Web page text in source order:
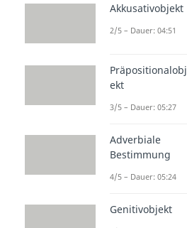
Akkusativobjekt
2/5 – Dauer: 04:51
Präpositionalobj
ekt
3/5 – Dauer: 05:27
Adverbiale
Bestimmung
4/5 – Dauer: 05:24
Genitivobjekt